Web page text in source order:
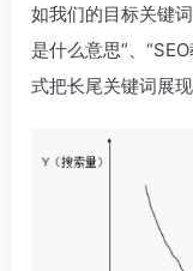
如我们的目标关键
是什么意思”、
式把长尾关键词展现